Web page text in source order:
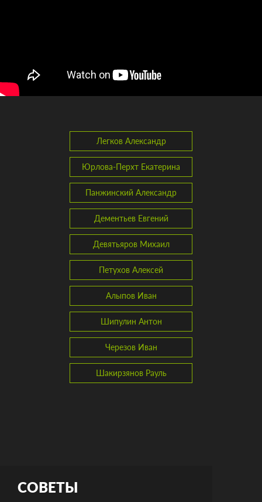
Легков Александр
Юрлова-Перхт Екатерина
Панжинский Александр
Дементьев Евгений
Девятьяров Михаил
Петухов Алексей
Алыпов Иван
Шипулин Антон
Черезов Иван
Шакирзянов Рауль
СОВЕТЫ